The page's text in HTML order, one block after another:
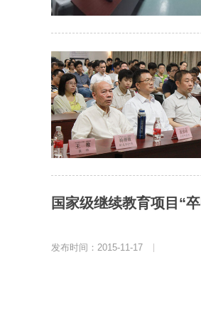
国家级继续教育项目“
发布时间：2015-11-17